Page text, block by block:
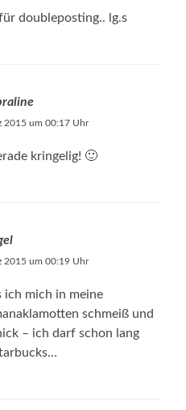
doubleposting.. lg.s
2015 um 00:17 Uhr
kringelig! 🙂
2015 um 00:19 Uhr
ich mich in meine
schmeiß und
– ich darf schon lang